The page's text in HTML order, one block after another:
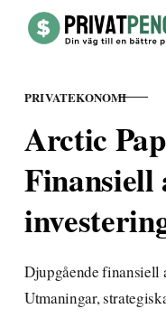
Hoppa till innehåll
KATEGORI
PRIVATEKONOMI
Arctic
Finansiell
Djupgående finansiell
Utmaningar,